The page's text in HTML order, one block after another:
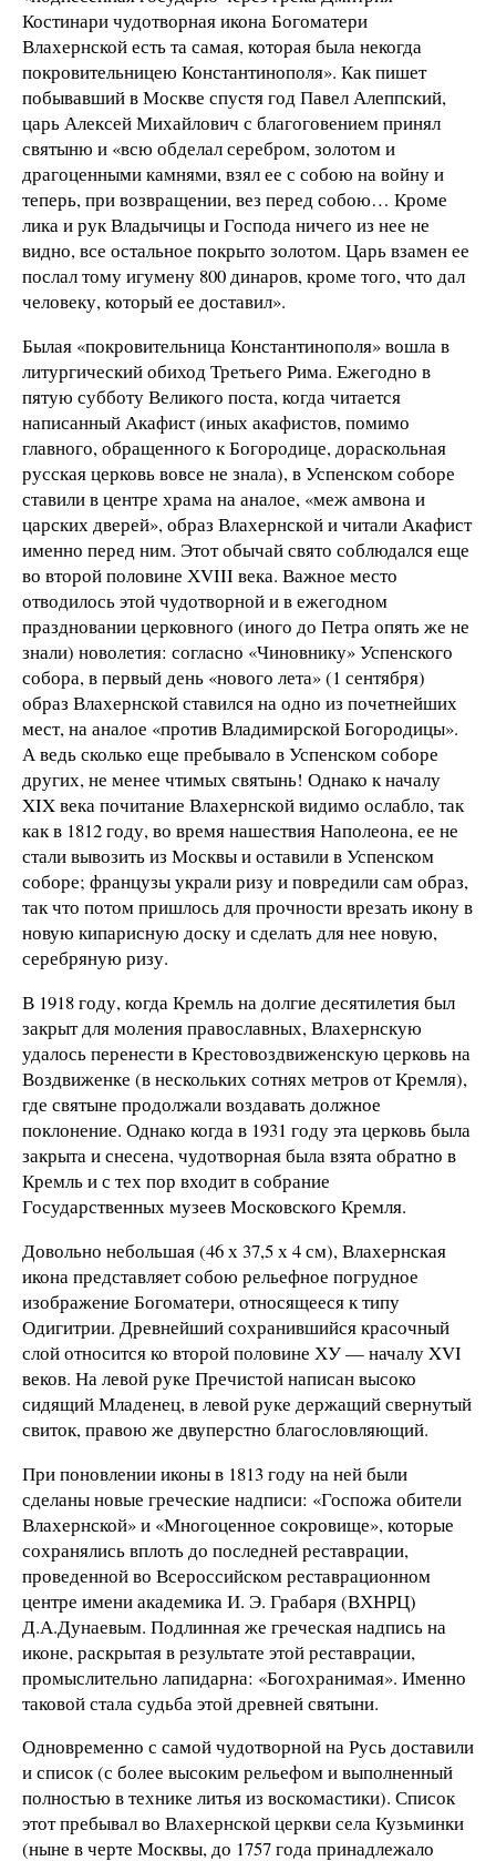
Костинари чудотворная икона Богоматери
Влахернской есть та самая, которая была некогда
покровительницею Константинополя». Как пишет
побывавший в Москве спустя год Павел Алеппский,
царь Алексей Михайлович с благоговением принял
святыню и «всю обделал серебром, золотом и
драгоценными камнями, взял ее с собою на войну и
теперь, при возвращении, вез перед собою… Кроме
лика и рук Владычицы и Господа ничего из нее не
видно, все остальное покрыто золотом. Царь взамен ее
послал тому игумену 800 динаров, кроме того, что дал
человеку, который ее доставил».
Былая «покровительница Константинополя» вошла в
литургический обиход Третьего Рима. Ежегодно в
пятую субботу Великого поста, когда читается
написанный Акафист (иных акафистов, помимо
главного, обращенного к Богородице, дораскольная
русская церковь вовсе не знала), в Успенском соборе
ставили в центре храма на аналое, «меж амвона и
царских дверей», образ Влахернской и читали Акафист
именно перед ним. Этот обычай свято соблюдался еще
во второй половине ХVIII века. Важное место
отводилось этой чудотворной и в ежегодном
праздновании церковного (иного до Петра опять же не
знали) новолетия: согласно «Чиновнику» Успенского
собора, в первый день «нового лета» (1 сентября)
образ Влахернской ставился на одно из почетнейших
мест, на аналое «против Владимирской Богородицы».
А ведь сколько еще пребывало в Успенском соборе
других, не менее чтимых святынь! Однако к началу
XIX века почитание Влахернской видимо ослабло, так
как в 1812 году, во время нашествия Наполеона, ее не
стали вывозить из Москвы и оставили в Успенском
соборе; французы украли ризу и повредили сам образ,
так что потом пришлось для прочности врезать икону в
новую кипарисную доску и сделать для нее новую,
серебряную ризу.
В 1918 году, когда Кремль на долгие десятилетия был
закрыт для моления православных, Влахернскую
удалось перенести в Крестовоздвиженскую церковь на
Воздвиженке (в нескольких сотнях метров от Кремля),
где святыне продолжали воздавать должное
поклонение. Однако когда в 1931 году эта церковь была
закрыта и снесена, чудотворная была взята обратно в
Кремль и с тех пор входит в собрание
Государственных музеев Московского Кремля.
Довольно небольшая (46 х 37,5 х 4 см), Влахернская
икона представляет собою рельефное погрудное
изображение Богоматери, относящееся к типу
Одигитрии. Древнейший сохранившийся красочный
слой относится ко второй половине ХУ — началу XVI
веков. На левой руке Пречистой написан высоко
сидящий Младенец, в левой руке держащий свернутый
свиток, правою же двуперстно благословляющий.
При поновлении иконы в 1813 году на ней были
сделаны новые греческие надписи: «Госпожа обители
Влахернской» и «Многоценное сокровище», которые
сохранялись вплоть до последней реставрации,
проведенной во Всероссийском реставрационном
центре имени академика И. Э. Грабаря (ВХНРЦ)
Д.А.Дунаевым. Подлинная же греческая надпись на
иконе, раскрытая в результате этой реставрации,
промыслительно лапидарна: «Богохранимая». Именно
таковой стала судьба этой древней святыни.
Одновременно с самой чудотворной на Русь доставили
и список (с более высоким рельефом и выполненный
полностью в технике литья из воскомастики). Список
этот пребывал во Влахернской церкви села Кузьминки
(ныне в черте Москвы, до 1757 года принадлежало